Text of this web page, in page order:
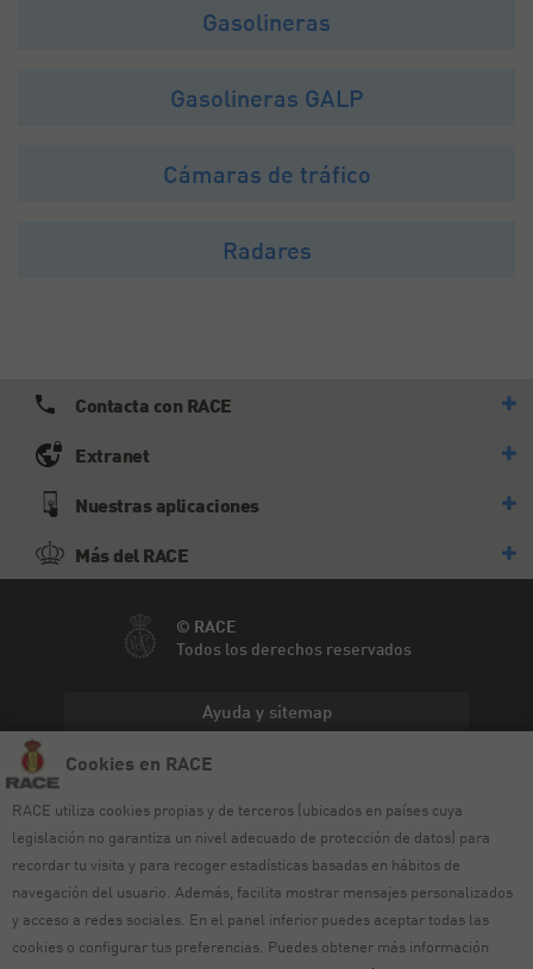
Cookies en RACE
RACE utiliza cookies propias y de terceros (ubicados en países cuya
legislación no garantiza un nivel adecuado de protección de datos) para
recordar tu visita y para recoger estadísticas basadas en hábitos de
navegación del usuario. Además, facilita mostrar mensajes personalizados
y acceso a redes sociales. En el panel inferior puedes aceptar todas las
cookies o configurar tus preferencias. Puedes obtener más información
Gasolineras
Gasolineras GALP
Cámaras de tráfico
Radares
Contacta con RACE
Extranet
Nuestras aplicaciones
Más del RACE
© RACE
Todos los derechos reservados
Ayuda y sitemap
Política de privacidad
Política de cookies
Política de venta